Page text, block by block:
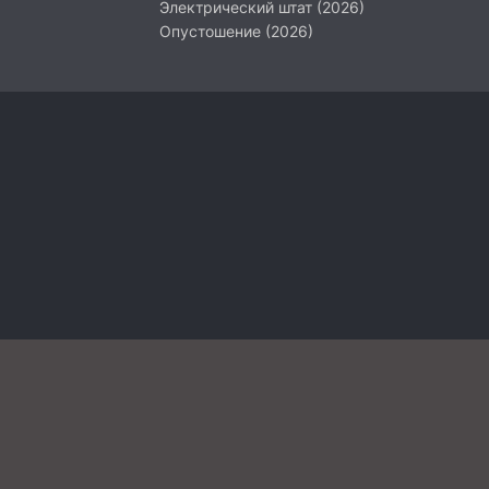
Электрический штат (2026)
Опустошение (2026)